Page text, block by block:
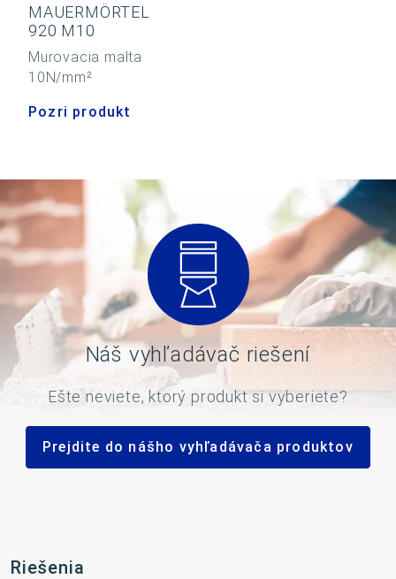
MAUERMÖRTEL
920 M10
Murovacia malta
10N/mm²
Pozri produkt
Náš vyhľadávač riešení
Ešte neviete, ktorý produkt si vyberiete?
Prejdite do nášho vyhľadávača produktov
Riešenia